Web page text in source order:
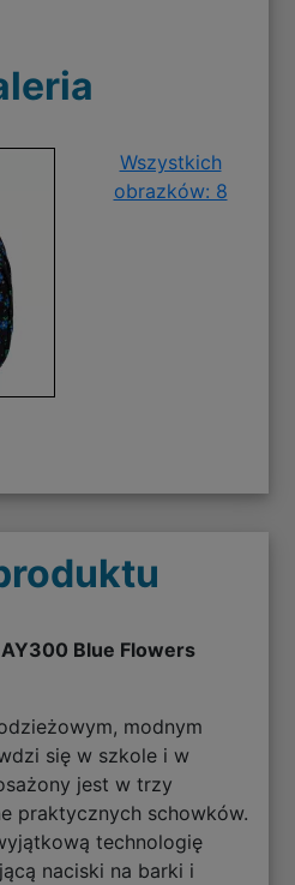
Wszystkich
obrazków: 8
Blue Flowers
modnym
się w szkole i w
jest w trzy
praktycznych schowków.
technologię
naciski na barki i